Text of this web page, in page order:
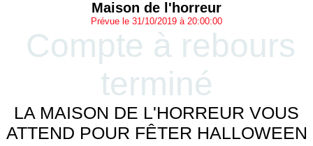
Maison de l'horreur
Prévue le 31/10/2019 à 20:00:00
Compte à rebours
terminé
LA MAISON DE L'HORREUR VOUS
ATTEND POUR FÊTER HALLOWEEN